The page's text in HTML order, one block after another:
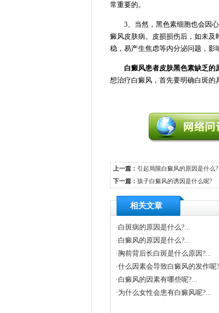
常重要的。
3、当然，黑色素细胞也会因心
癜风皮肤病。皮损损伤后，如未及
稳，易产生焦虑等内分泌问题，影
白癜风患者皮肤黑色素缺乏的
想治疗白癜风，首先要明确白斑的
上一篇： 引起局限白癜风的原因是什么?
下一篇： 孩子白癜风的诱因是什么呢?
相关文章
· 白斑病的原因是什么?...
· 白癜风的原因是什么?...
· 胸前背后长白斑是什么原因?...
·什么因素会导致白癜风的发作呢
· 白癜风的因素有哪些呢?...
· 为什么女性会患有白癜风呢?...